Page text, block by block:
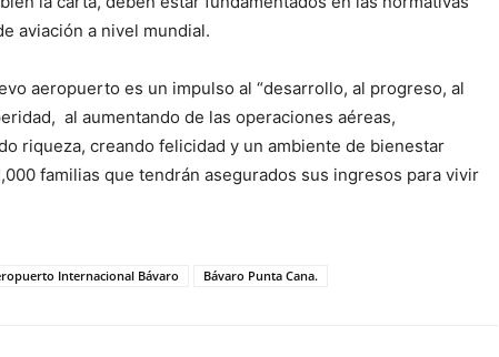
aviación a nivel mundial.
aeropuerto es un impulso al “desarrollo, al progreso, al
al aumentando de las operaciones aéreas,
riqueza, creando felicidad y un ambiente de bienestar
familias que tendrán asegurados sus ingresos para vivir
Internacional Bávaro Bávaro Punta Cana.